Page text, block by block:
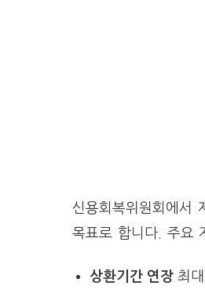
신용회복위원회에서
목표로 합니다. 주요
상환기간 연장최대